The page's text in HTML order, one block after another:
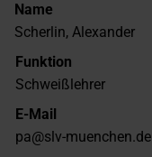
Name
Scherlin, Alexander
Funktion
Schweißlehrer
E-Mail
pa@slv-muenchen.de